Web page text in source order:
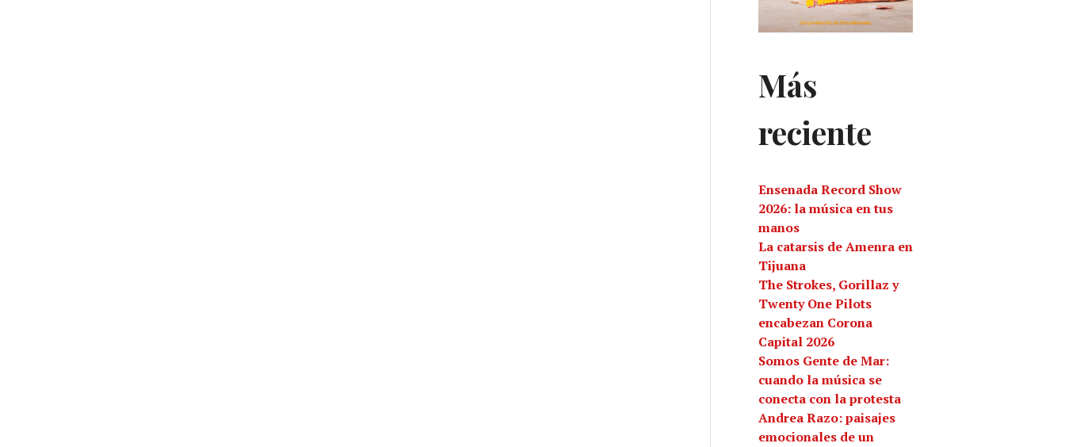
Más
reciente
Ensenada Record Show
2026: la música en tus
manos
La catarsis de Amenra en
Tijuana
The Strokes, Gorillaz y
Twenty One Pilots
encabezan Corona
Capital 2026
Somos Gente de Mar:
cuando la música se
conecta con la protesta
Andrea Razo: paisajes
emocionales de un